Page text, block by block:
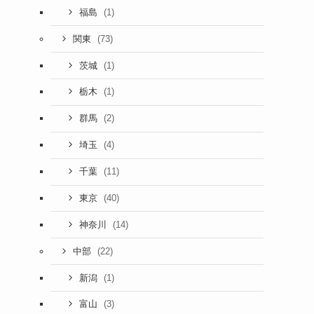
福島 (1)
関東 (73)
茨城 (1)
栃木 (1)
群馬 (2)
埼玉 (4)
千葉 (11)
東京 (40)
神奈川 (14)
中部 (22)
新潟 (1)
富山 (3)